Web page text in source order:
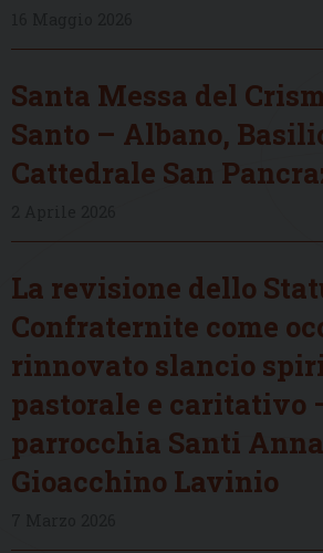
Santa Messa del
Santo – Albano,
Cattedrale San
La revisione dello
Confraternite come
rinnovato slancio
pastorale e caritativo
parrocchia Santi
Gioacchino Lavinio